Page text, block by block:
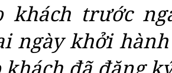
khách trước
ngày khởi